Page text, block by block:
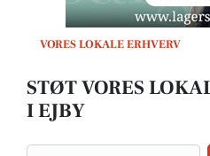
VORES LOKALE ERHVERV
STØT VORES
I EJBY